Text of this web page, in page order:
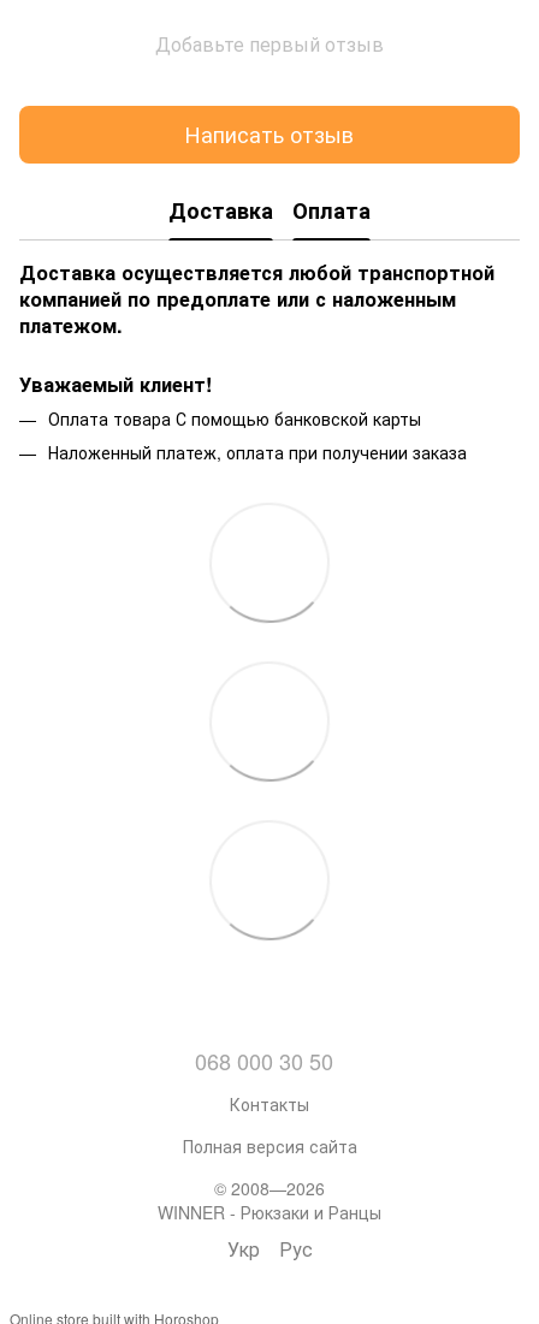
Добавьте первый отзыв
Написать отзыв
Доставка Оплата
Доставка осуществляется любой транспортной
компанией по предоплате или с наложенным
платежом.
Уважаемый клиент!
Оплата товара С помощью банковской карты
Наложенный платеж, оплата при получении заказа
068 000 30 50
Контакты
Полная версия сайта
© 2008—2026
WINNER - Рюкзаки и Ранцы
Укр Рус
Online store built with Horoshop